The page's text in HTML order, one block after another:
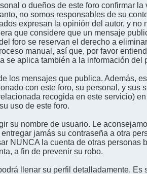
o dueños de este foro confirmar
no somos responsables de su
expresan la opinión del autor, y
que considere que un mensaje
foro se reservan el derecho a
manual, así que, por favor
se aplica también a la información del
los mensajes que publica. Además,
con este foro, su personal, y
recogida en este servicio)
uso de este foro.
su nombre de usuario. Le
jamás su contraseña a otra
NUNCA la cuenta de otras
a fin de prevenir su robo.
llenar su perfil detalladamente.